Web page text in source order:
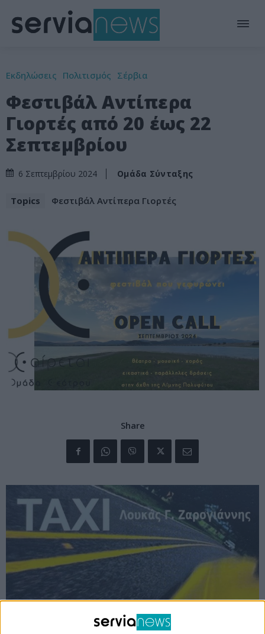
Εκδηλώσεις Πολιτισμός Σέρβια
Φεστιβάλ Αντίπερα
Γιορτές από 20 έως 22
Σεπτεμβρίου
6 Σεπτεμβρίου 2024 Ομάδα Σύνταξης
Topics Φεστιβάλ Αντίπερα Γιορτές
Share